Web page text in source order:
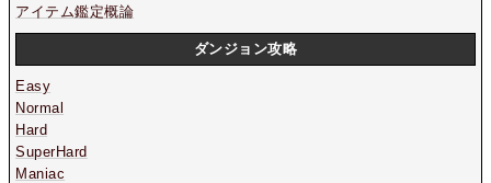
アイテム鑑定概論
ダンジョン攻略
Easy
Normal
Hard
SuperHard
Maniac